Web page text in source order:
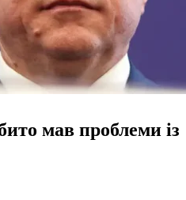
мав проблеми із